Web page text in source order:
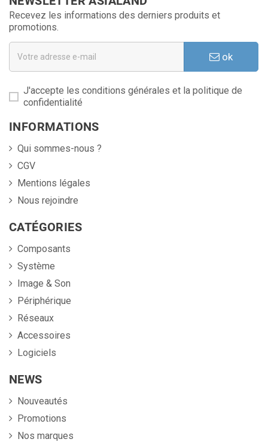
Recevez les informations des derniers produits et
promotions.
ok
J'accepte les conditions générales et la politique de
confidentialité
INFORMATIONS
Qui sommes-nous ?
CGV
Mentions légales
Nous rejoindre
CATÉGORIES
Composants
Système
Image & Son
Périphérique
Réseaux
Accessoires
Logiciels
NEWS
Nouveautés
Promotions
Nos marques